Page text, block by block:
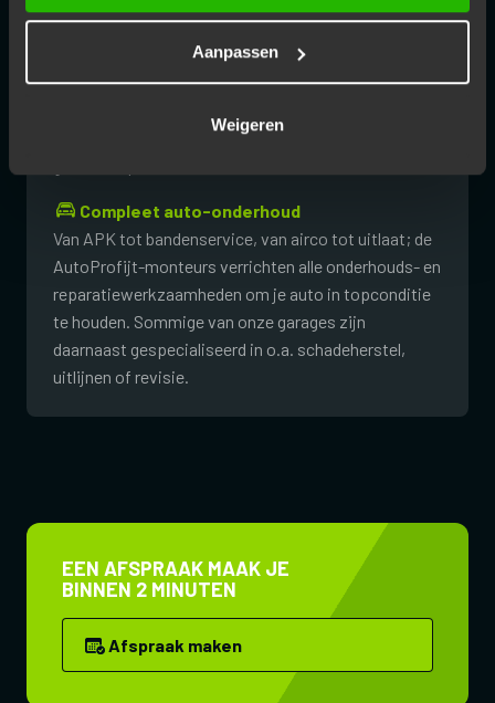
Aanpassen
Weigeren
Garantiebehoud
Wij voeren onderhoud uit zoals door de
autofabrikant voorgeschreven. Je hoeft dus niet
auto te behouden. Vanzelfsprekend heb je ook
Compleet auto-onderhoud
Van APK tot bandenservice, van airco tot uitlaat; de
AutoProfijt-monteurs verrichten alle onderhouds- en
reparatiewerkzaamheden om je auto in topconditie
te houden. Sommige van onze garages zijn
daarnaast gespecialiseerd in o.a. schadeherstel,
uitlijnen of revisie.
EEN AFSPRAAK MAAK JE
BINNEN 2 MINUTEN
Afspraak maken